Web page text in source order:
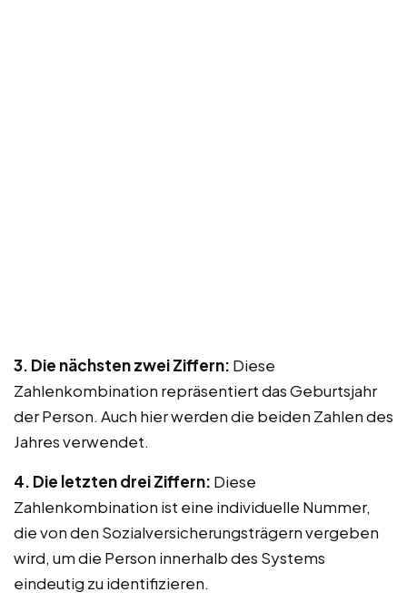
3. Die nächsten zwei Ziffern: Diese
Zahlenkombination repräsentiert das Geburtsjahr
der Person. Auch hier werden die beiden Zahlen des
Jahres verwendet.
4. Die letzten drei Ziffern: Diese
Zahlenkombination ist eine individuelle Nummer,
die von den Sozialversicherungsträgern vergeben
wird, um die Person innerhalb des Systems
eindeutig zu identifizieren.